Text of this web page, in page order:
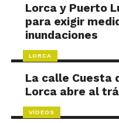
Lorca y Puerto
para exigir
inundaciones
LORCA
La calle Cuesta
Lorca abre al
VÍDEOS